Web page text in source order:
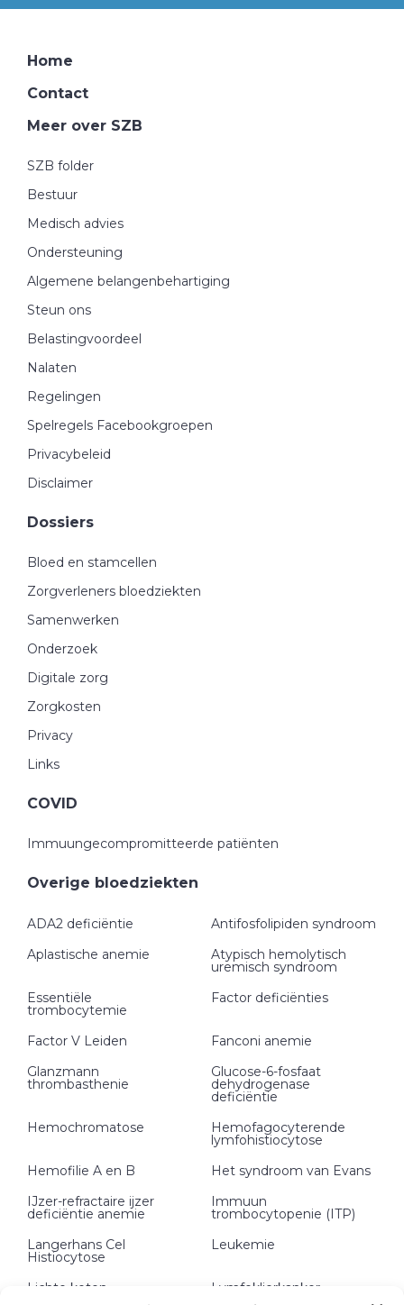
Home
Contact
Meer over SZB
SZB folder
Bestuur
Medisch advies
Ondersteuning
Algemene belangenbehartiging
Steun ons
Belastingvoordeel
Nalaten
Regelingen
Spelregels Facebookgroepen
Privacybeleid
Disclaimer
Dossiers
Bloed en stamcellen
Zorgverleners bloedziekten
Samenwerken
Onderzoek
Digitale zorg
Zorgkosten
Privacy
Links
COVID
Immuungecompromitteerde patiënten
Overige bloedziekten
ADA2 deficiëntie
Antifosfolipiden syndroom
Aplastische anemie
Atypisch hemolytisch
uremisch syndroom
Essentiële
trombocytemie
Factor deficiënties
Factor V Leiden
Fanconi anemie
Glanzmann
thrombasthenie
Glucose-6-fosfaat
dehydrogenase
deficiëntie
Hemochromatose
Hemofagocyterende
lymfohistiocytose
Hemofilie A en B
Het syndroom van Evans
IJzer-refractaire ijzer
deficiëntie anemie
Immuun
trombocytopenie (ITP)
Langerhans Cel
Histiocytose
Leukemie
Lichte keten Lymfeklierkanker